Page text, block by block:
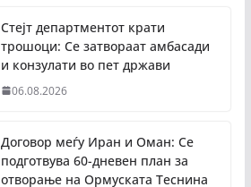
Стејт департментот крати
трошоци: Се затвораат амбасади
и конзулати во пет држави
06.08.2026
Договор меѓу Иран и Оман: Се
подготвува 60-дневен план за
отворање на Ормуската Теснина